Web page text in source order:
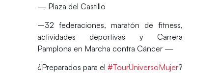
— Plaza del Castillo
–32 federaciones, maratón de fitness,
actividades deportivas y Carrera
Pamplona en Marcha contra Cáncer —
¿Preparados para el#TourUniversoMujer?